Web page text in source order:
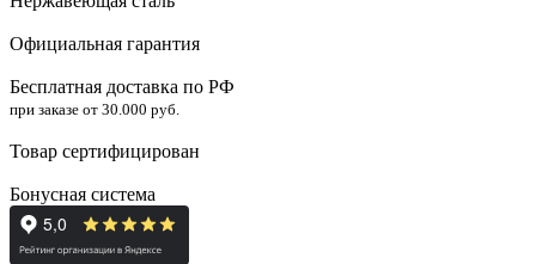
Официальная гарантия
Бесплатная доставка по РФ
при заказе от 30.000 руб.
Товар сертифицирован
Бонусная система